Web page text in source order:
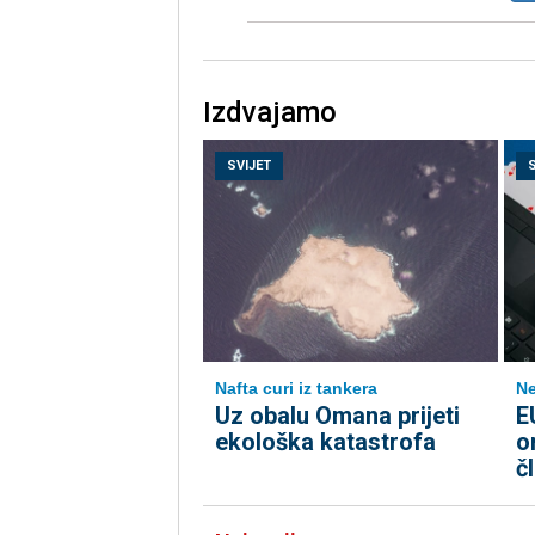
Izdvajamo
SVIJET
Nafta curi iz tankera
Uz obalu Omana prijeti
ekološka katastrofa